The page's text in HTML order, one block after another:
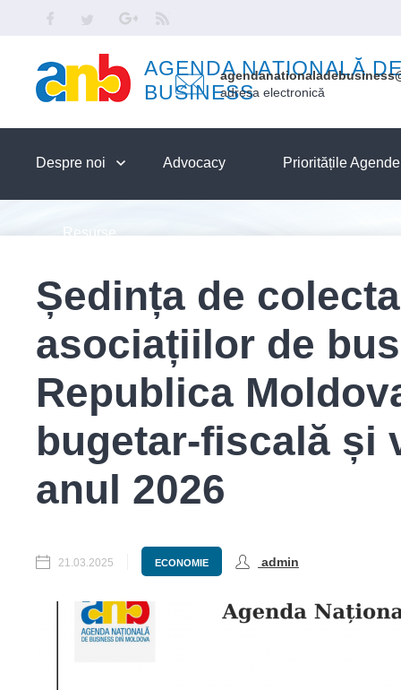
Facebook
Twitter Google
AGENDA NAȚIONALĂ
BUSINESSadresa electronică
Despre noi Advocacy Prioritățile
Resurse
Ședința de
asociațiilor de
Republica
bugetar-fiscală și
anul 2026
21.03.2025 ECONOMIE admin